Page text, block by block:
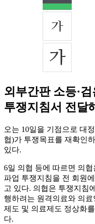
외부간판 소등·
투쟁지침서 전달
오는 10일을 기점으로 대
협)가 투쟁목표를 재확인
있다.
6일 의협 등에 따르면 의
파업 투쟁지침을 전 회원
고 있다. 의협은 투쟁지침
행하려는 원격의료와 의
제도 및 의료제도 정상화
다.